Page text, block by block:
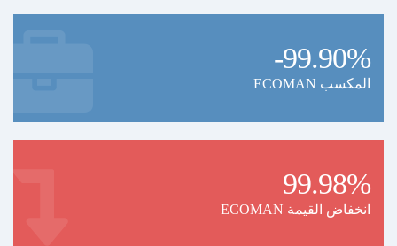
-99.90%
ECOMAN المكسب
99.98%
ECOMAN انخفاض القيمة